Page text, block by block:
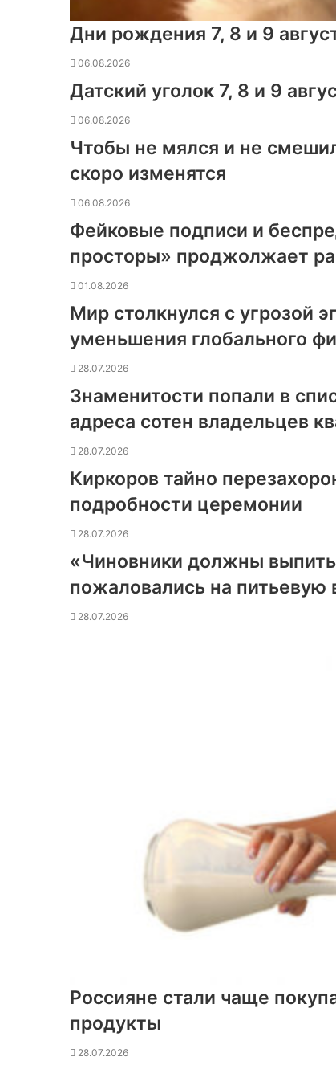
Дни рождения 7, 8 и 9
06.08.2026
Датский уголок 7, 8 и 9
06.08.2026
Чтобы не мялся и не
скоро изменятся
06.08.2026
Фейковые подписи и
просторы» проджолжает
01.08.2026
Мир столкнулся с угрозой
уменьшения глобального
28.07.2026
Знаменитости попали в
адреса сотен владельцев
28.07.2026
Киркоров тайно
подробности церемонии
28.07.2026
«Чиновники должны
пожаловались на питьевую
28.07.2026
Россияне стали чаще
продукты
28.07.2026